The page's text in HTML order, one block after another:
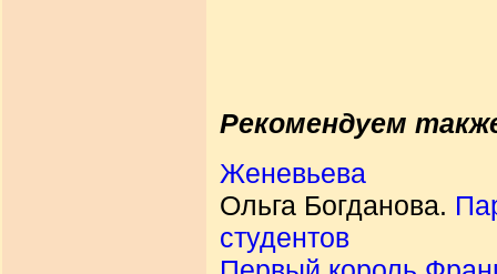
Рекомендуем
Женевьева
Ольга Богданова.
студентов